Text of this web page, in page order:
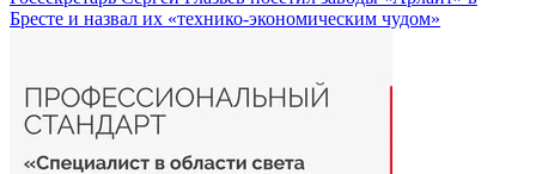
Бресте и назвал их «технико-экономическим чудом»